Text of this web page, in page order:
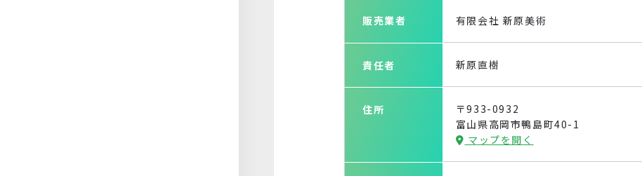
販売業者 有限会社 新原美術
責任者 新原直樹
住所
〒933-0932
富山県高岡市鴨島町40-1
マップを開く